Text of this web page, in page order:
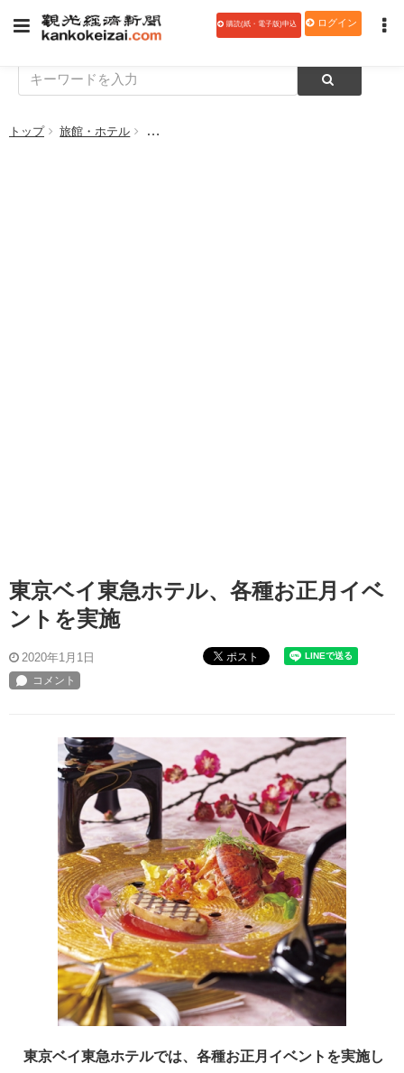
購読(紙・電子版)申込 ログイン
トップ 旅館・ホテル 東京ベイ東急ホテル、各種お正月イベントを実施
東京ベイ東急ホテル、各種お正月イベ
ントを実施
2020年1月1日 ポスト
東京ベイ東急ホテルでは、各種お正月イベントを実施し